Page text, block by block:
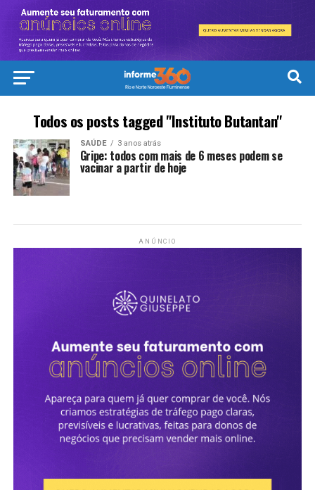
Todos os posts tagged "Instituto Butantan"
SAÚDE 3 anos atrás
Gripe: todos com mais de 6 meses podem se
vacinar a partir de hoje
ANÚNCIO